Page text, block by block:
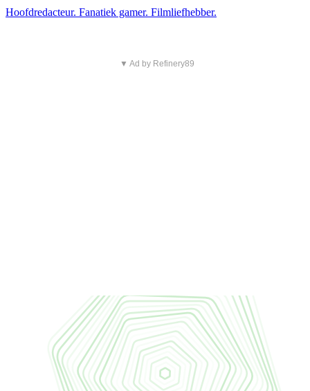
Hoofdredacteur. Fanatiek gamer. Filmliefhebber.
▼ Ad by Refinery89